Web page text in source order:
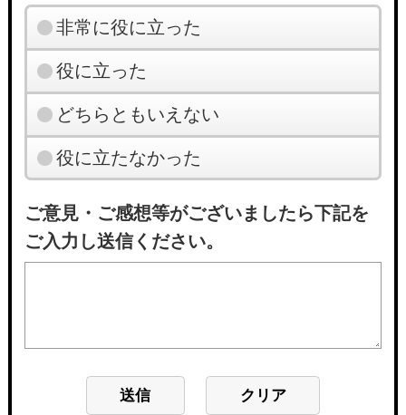
非常に役に立った
役に立った
どちらともいえない
役に立たなかった
ご意見・ご感想等がございましたら下記を
ご入力し送信ください。